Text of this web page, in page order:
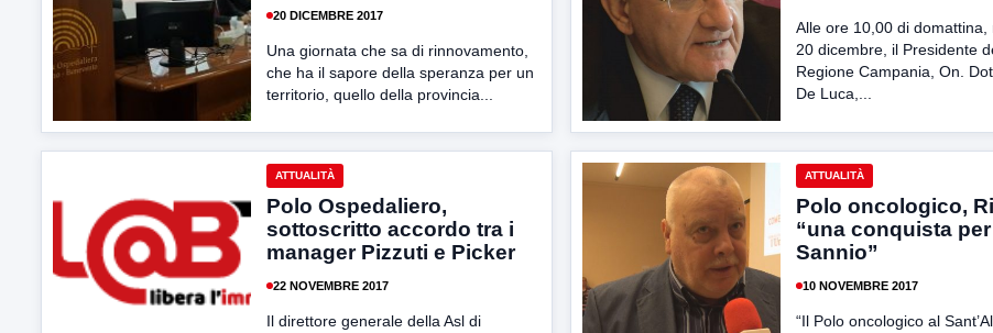
20 DICEMBRE 2017
Una giornata che sa di rinnovamento,
che ha il sapore della speranza per un
territorio, quello della provincia...
Alle ore 10,00 di domattina,
20 dicembre, il Presidente
Regione Campania, On.
De Luca,...
ATTUALITÀ
Polo Ospedaliero,
sottoscritto accordo tra i
manager Pizzuti e Picker
22 NOVEMBRE 2017
Il direttore generale della Asl di
ATTUALITÀ
Polo oncologico,
“una conquista per
Sannio”
10 NOVEMBRE 2017
“Il Polo oncologico al